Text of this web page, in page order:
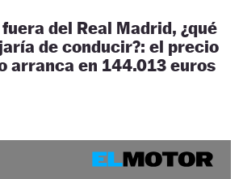
del Real Madrid, ¿qué
de conducir?: el precio
arranca en 144.013 euros